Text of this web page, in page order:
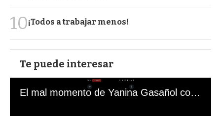
10¡Todos a trabajar menos!
Te puede interesar
El mal momento de Yanina Gasañol con un hincha argentino en "Subrayado"